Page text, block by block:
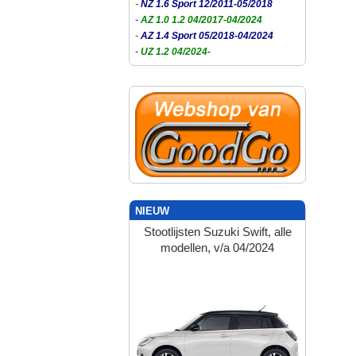
- NZ 1.6 Sport 12/2011-05/2018
- AZ 1.0 1.2 04/2017-04/2024
- AZ 1.4 Sport 05/2018-04/2024
- UZ 1.2 04/2024-
NIEUW
Stootlijsten Suzuki Swift, alle
modellen, v/a 04/2024